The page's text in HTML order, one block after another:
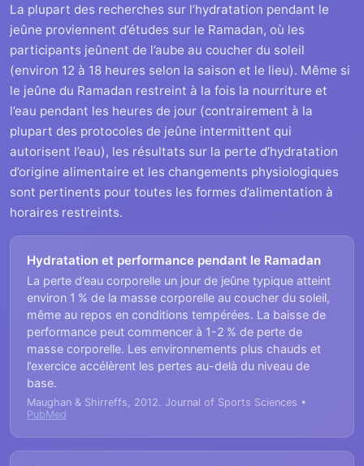
La plupart des recherches sur l’hydratation pendant le
jeûne proviennent d’études sur le Ramadan, où les
participants jeûnent de l’aube au coucher du soleil
(environ 12 à 18 heures selon la saison et le lieu). Même si
le jeûne du Ramadan restreint à la fois la nourriture et
l’eau pendant les heures de jour (contrairement à la
plupart des protocoles de jeûne intermittent qui
autorisent l’eau), les résultats sur la perte d’hydratation
d’origine alimentaire et les changements physiologiques
sont pertinents pour toutes les formes d’alimentation à
horaires restreints.
Hydratation et performance pendant le Ramadan
La perte d’eau corporelle un jour de jeûne typique atteint
environ 1 % de la masse corporelle au coucher du soleil,
même au repos en conditions tempérées. La baisse de
performance peut commencer à 1-2 % de perte de
masse corporelle. Les environnements plus chauds et
l’exercice accélèrent les pertes au-delà du niveau de
base.
Maughan & Shirreffs, 2012. Journal of Sports Sciences •
PubMed